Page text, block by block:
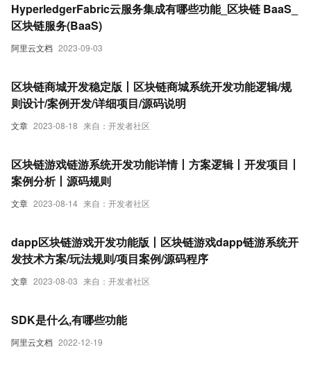
阿里云文档 2023-09-03
HyperledgerFabric云服务集成有哪些功能_区块链 BaaS_
区块链服务(BaaS)
文章 2023-08-18 来自：开发者社区
区块链商城开发稳定版丨区块链商城系统开发功能逻辑/规
则设计/案例开发/详细项目/源码说明
文章 2023-08-14 来自：开发者社区
区块链游戏链游系统开发功能详情丨方案逻辑丨开发项目丨
案例分析丨源码规则
文章 2023-08-03 来自：开发者社区
dapp区块链游戏开发功能版丨区块链游戏dapp链游系统开
发技术方案/玩法规则/项目案例/源码程序
阿里云文档 2022-12-19
SDK是什么,有哪些功能